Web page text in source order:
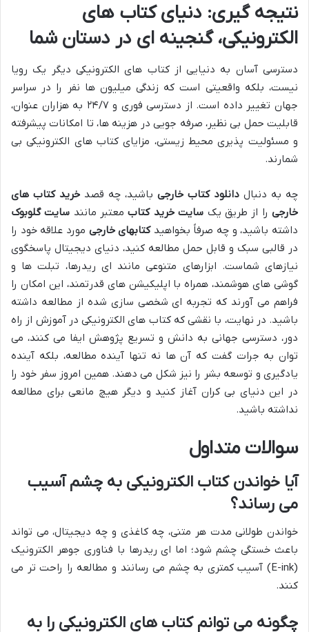
نتیجه گیری: دنیای کتاب های
الکترونیکی، گنجینه ای در دستان شما
دسترسی آسان به دنیایی از کتاب های الکترونیکی دیگر یک رویا
نیست، بلکه واقعیتی است که زندگی میلیون ها نفر را در سراسر
جهان تغییر داده است. از دسترسی فوری و ۲۴/۷ به هزاران عنوان،
قابلیت حمل بی نظیر، صرفه جویی در هزینه ها، تا امکانات پیشرفته
و مسئولیت پذیری محیط زیستی، مزایای کتاب های الکترونیکی بی
شمارند.
چه به دنبال دانلود کتاب خارجی باشید، چه قصد خرید کتاب های
خارجیرا از طریق یک سایت خرید کتابمعتبر مانند سایت گلوبوک
داشته باشید، و چه صرفاً بخواهیدکتابهای خارجی مورد علاقه خود را
در قالبی سبک و قابل حمل مطالعه کنید، دنیای دیجیتال پاسخگوی
نیازهای شماست. ابزارهای متنوعی مانند ای ریدرها، تبلت ها و
گوشی های هوشمند، همراه با اپلیکیشن های قدرتمند، این امکان را
فراهم می آورند که تجربه ای شخصی سازی شده از مطالعه داشته
باشید. در نهایت، با نقشی که کتاب های الکترونیکی در آموزش از راه
دور، دسترسی جهانی به دانش و تسریع پژوهش ایفا می کنند، می
توان به جرات گفت که آن ها نه تنها آینده مطالعه، بلکه آینده
یادگیری و توسعه بشر را نیز شکل می دهند. همین امروز سفر خود را
در این دنیای بی کران آغاز کنید و دیگر هیچ مانعی برای مطالعه
نداشته باشید.
سوالات متداول
آیا خواندن کتاب الکترونیکی به چشم آسیب
می رساند؟
خواندن طولانی مدت هر متنی، چه کاغذی و چه دیجیتال، می تواند
باعث خستگی چشم شود؛ اما ای ریدرها با فناوری جوهر الکترونیک
(E-ink) آسیب کمتری به چشم می رسانند و مطالعه را راحت تر می
کنند.
چگونه می توانم کتاب های الکترونیکی را به